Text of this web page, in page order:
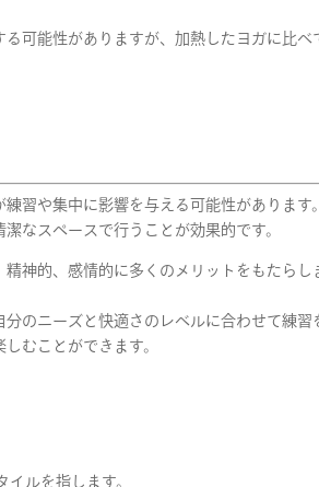
可能性がありますが、加熱したヨガに比べ
習や集中に影響を与える可能性があります。
潔なスペースで行うことが効果的です。
神的、感情的に多くのメリットをもたらし
のニーズと快適さのレベルに合わせて練習
むことができます。
ルを指します。